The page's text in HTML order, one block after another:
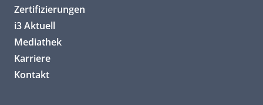
Zertifizierungen
i3 Aktuell
Mediathek
Karriere
Kontakt